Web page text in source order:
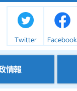
Twitter Facebook
情報